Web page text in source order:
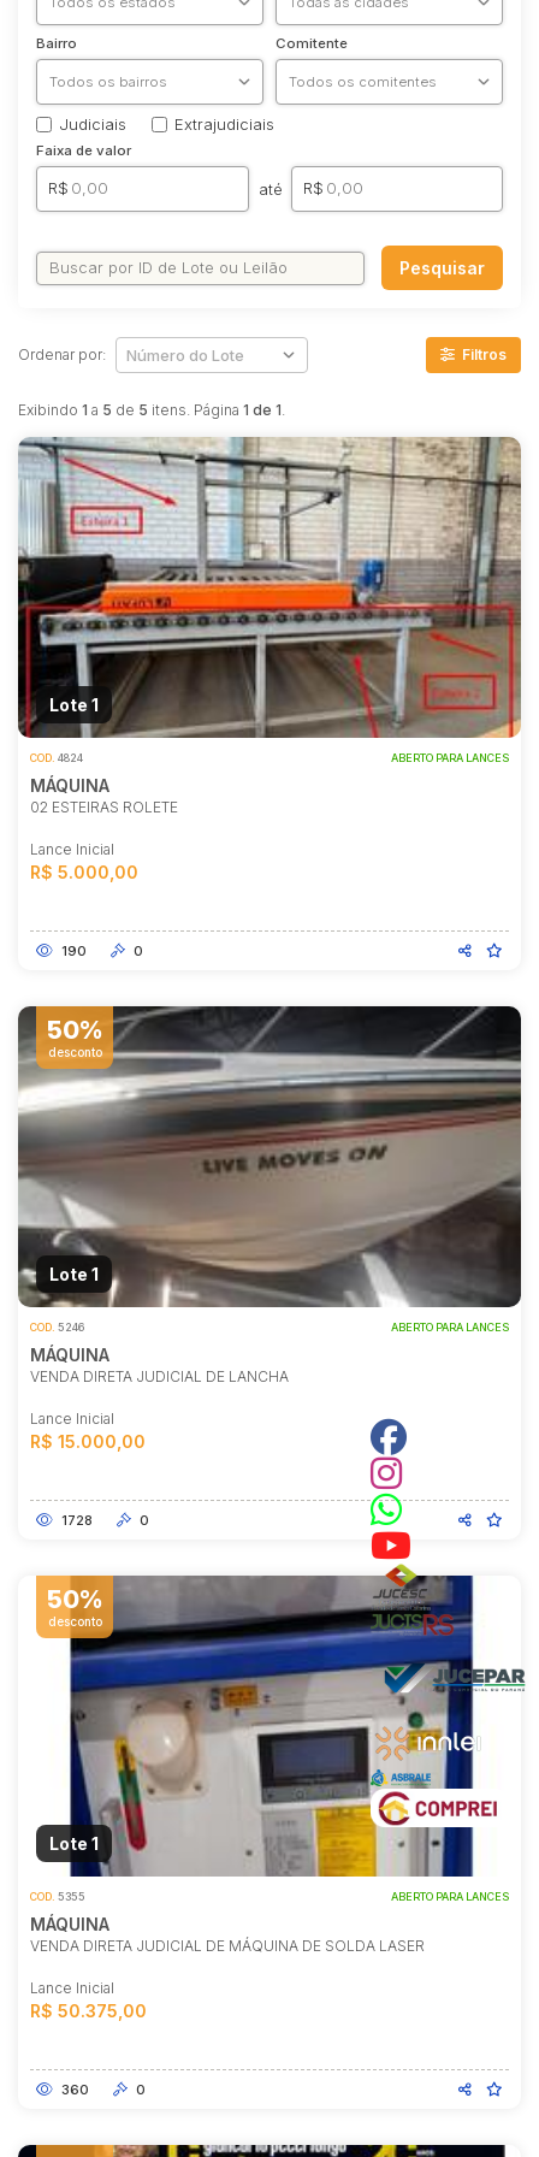
Terreno
Vaga de Garagem
Materiais/Equipamentos
Sucata
Trator/Máquina
MÁQUINA
Veículos
Carros
Reboque
Bairro Comitente
Judiciais Extrajudiciais
Faixa de valor
R$ até R$
Pesquisar
Exibindo 1 a 5 de 5 itens. Página 1 de 1.
Ordenar por: Filtros
Lote 1
COD. 4824 ABERTO PARA LANCES
MÁQUINA
02 ESTEIRAS ROLETE
Lance Inicial
R$ 5.000,00
190 0
50%
desconto
Lote 1
COD. 5246 ABERTO PARA LANCES
MÁQUINA
VENDA DIRETA JUDICIAL DE LANCHA
Lance Inicial
R$ 15.000,00
1728 0
50%
desconto
Lote 1
COD. 5355 ABERTO PARA LANCES
MÁQUINA
VENDA DIRETA JUDICIAL DE MÁQUINA DE SOLDA LASER
Lance Inicial
R$ 50.375,00
360 0